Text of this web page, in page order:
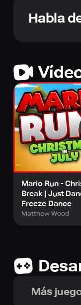
gamers of all
Habla
Mario Run -
Break | Just
Freeze Dance
Matthew Wood
Más